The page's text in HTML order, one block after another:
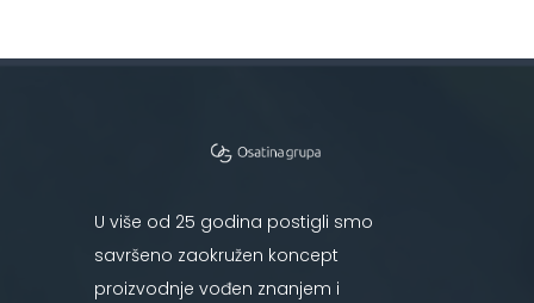
U više od 25 godina postigli smo
savršeno zaokružen koncept
proizvodnje vođen znanjem i